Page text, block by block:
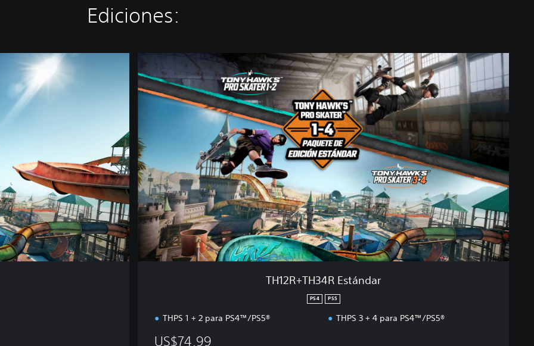
Ediciones:
H
2
H
3
4
R
s
t
d
TH12R+TH34R Estándar
PS4 PS5
THPS 1 + 2 para PS4™/PS5® THPS 3 + 4 para PS4™/PS5®
US$74.99